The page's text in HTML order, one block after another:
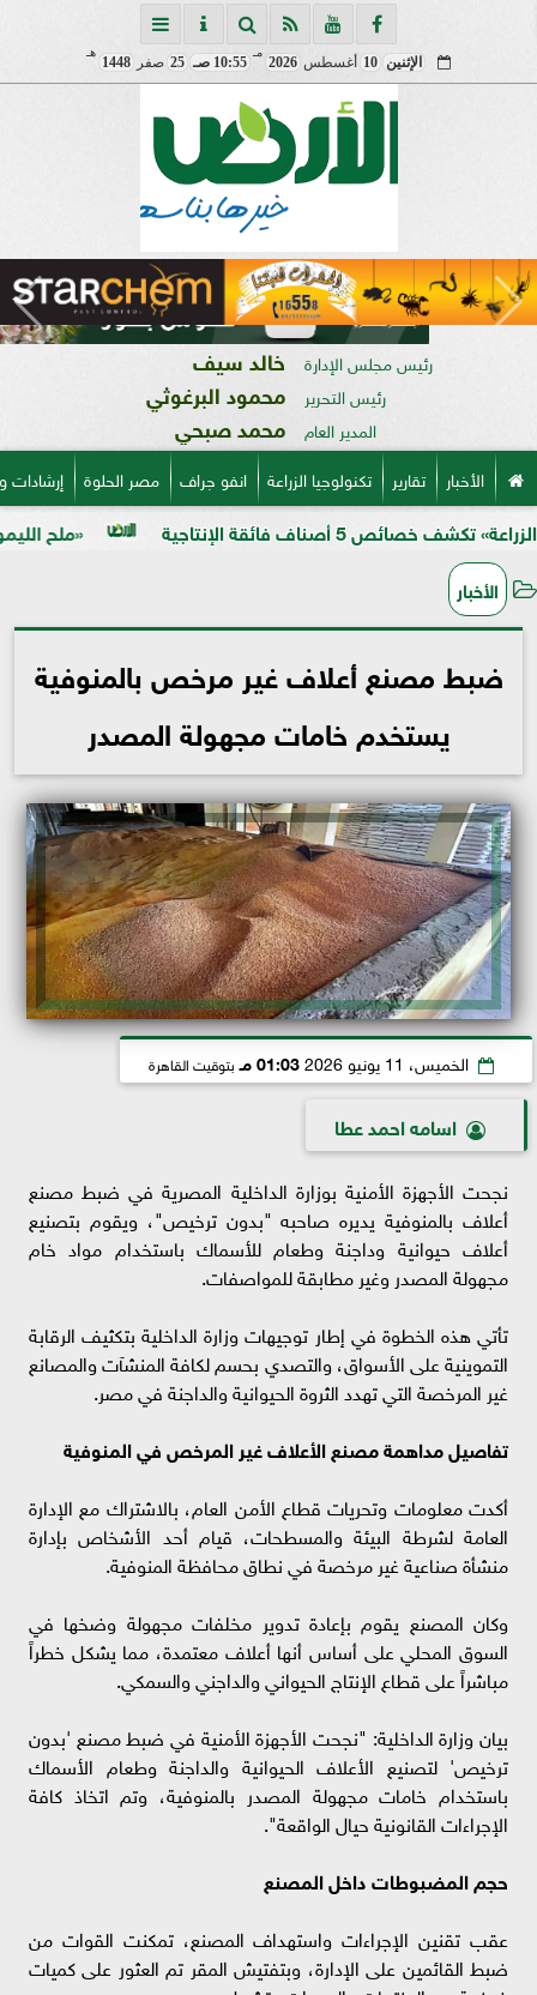
الإثنين 10 أغسطس 2026
مـ
10:55 صـ 25 صفر 1448
هـ
رئيس مجلس الإدارة خالد سيف
رئيس التحرير محمود البرغوثي
المدير العام محمد صبحي
الأخبار تقارير تكنولوجيا الزراعة انفو جراف مصر الحلوة
«ملح الليمون».. خبير الإنتاجية
الأخبار
ضبط مصنع أعلاف غير مرخص بالمنوفية
يستخدم خامات مجهولة المصدر
الخميس، 11 يونيو 2026 01:03 مـ بتوقيت القاهرة
اسامه احمد عطا
نجحت الأجهزة الأمنية بوزارة الداخلية المصرية في ضبط مصنع
أعلاف بالمنوفية يديره صاحبه "بدون ترخيص"، ويقوم بتصنيع
أعلاف حيوانية وداجنة وطعام للأسماك باستخدام مواد خام
مجهولة المصدر وغير مطابقة للمواصفات.
تأتي هذه الخطوة في إطار توجيهات وزارة الداخلية بتكثيف الرقابة
التموينية على الأسواق، والتصدي بحسم لكافة المنشآت والمصانع
غير المرخصة التي تهدد الثروة الحيوانية والداجنة في مصر.
تفاصيل مداهمة مصنع الأعلاف غير المرخص في المنوفية
أكدت معلومات وتحريات قطاع الأمن العام، بالاشتراك مع الإدارة
العامة لشرطة البيئة والمسطحات، قيام أحد الأشخاص بإدارة
منشأة صناعية غير مرخصة في نطاق محافظة المنوفية.
وكان المصنع يقوم بإعادة تدوير مخلفات مجهولة وضخها في
السوق المحلي على أساس أنها أعلاف معتمدة، مما يشكل خطراً
مباشراً على قطاع الإنتاج الحيواني والداجني والسمكي.
بيان وزارة الداخلية: "نجحت الأجهزة الأمنية في ضبط مصنع 'بدون
ترخيص' لتصنيع الأعلاف الحيوانية والداجنة وطعام الأسماك
باستخدام خامات مجهولة المصدر بالمنوفية، وتم اتخاذ كافة
الإجراءات القانونية حيال الواقعة".
حجم المضبوطات داخل المصنع
عقب تقنين الإجراءات واستهداف المصنع، تمكنت القوات من
ضبط القائمين على الإدارة، وبتفتيش المقر تم العثور على كميات